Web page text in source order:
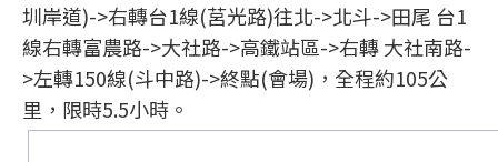
圳岸道)->右轉台1線(莒光路)往北->北斗->田尾 台1
線右轉富農路->大社路->高鐵站區->右轉 大社南路-
>左轉150線(斗中路)->終點(會場)，全程約105公
里，限時5.5小時。